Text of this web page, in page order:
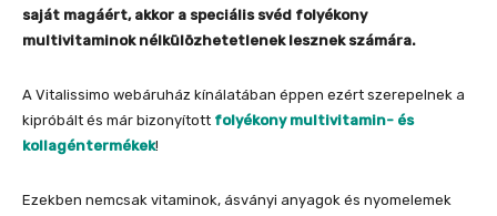
saját magáért, akkor a speciális svéd folyékony
multivitaminok nélkülözhetetlenek lesznek számára.
A Vitalissimo webáruház kínálatában éppen ezért szerepelnek a
kipróbált és már bizonyított folyékony multivitamin- és
kollagéntermékek!
Ezekben nemcsak vitaminok, ásványi anyagok és nyomelemek